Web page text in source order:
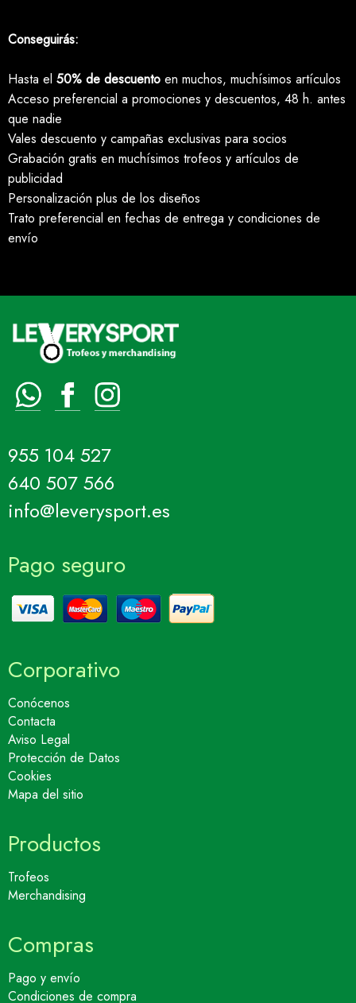
Conseguirás:
Hasta el 50% de descuento en muchos, muchísimos artículos
Acceso preferencial a promociones y descuentos, 48 h. antes
que nadie
Vales descuento y campañas exclusivas para socios
Grabación gratis en muchísimos trofeos y artículos de
publicidad
Personalización plus de los diseños
Trato preferencial en fechas de entrega y condiciones de
envío
955 104 527
640 507 566
info@leverysport.es
Pago seguro
Corporativo
Conócenos
Contacta
Aviso Legal
Protección de Datos
Cookies
Mapa del sitio
Productos
Trofeos
Merchandising
Compras
Pago y envío
Condiciones de compra